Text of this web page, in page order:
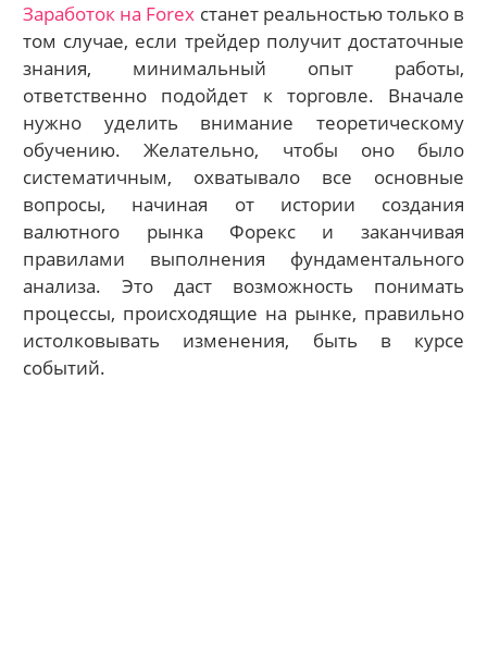
Заработок на Forex станет реальностью только в
том случае, если трейдер получит достаточные
знания, минимальный опыт работы,
ответственно подойдет к торговле. Вначале
нужно уделить внимание теоретическому
обучению. Желательно, чтобы оно было
систематичным, охватывало все основные
вопросы, начиная от истории создания
валютного рынка Форекс и заканчивая
правилами выполнения фундаментального
анализа. Это даст возможность понимать
процессы, происходящие на рынке, правильно
истолковывать изменения, быть в курсе
событий.